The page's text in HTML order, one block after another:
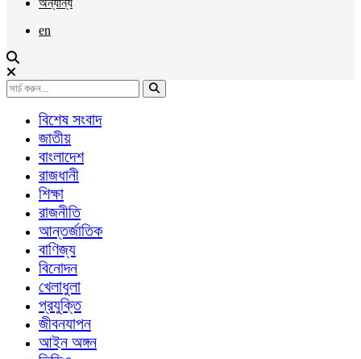
অন্যান্য
en
বিশেষ সংবাদ
জাতীয়
বাংলাদেশ
রাজধানী
শিক্ষা
রাজনীতি
আন্তর্জাতিক
বাণিজ্য
বিনোদন
খেলাধুলা
প্রযুক্তি
জীবনযাপন
আইন অঙ্গন